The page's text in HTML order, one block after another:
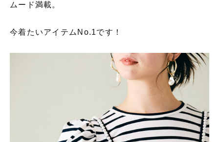
ムード満載。
今着たいアイテムNo.1です！